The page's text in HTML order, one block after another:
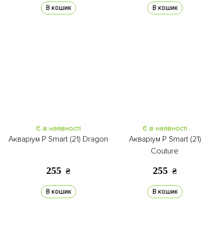
В кошик В кошик
Є в наявності
Акваріум P Smart (21) Dragon
255 ₴
В кошик
Є в наявності
Акваріум P Smart (21)
Couture
255 ₴
В кошик